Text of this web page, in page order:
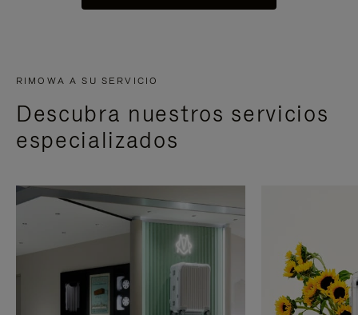
RIMOWA A SU SERVICIO
Descubra nuestros servicios
especializados